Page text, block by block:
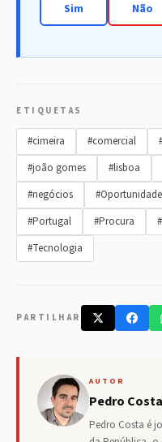
Sim Não
ETIQUETAS
#cimeira #comercial
#joão gomes
#lisboa
#negócios
#Portugal
#Procura
#Tecnologia
PARTILHAR
AUTOR
Pedro Costa
Pedro Costa é